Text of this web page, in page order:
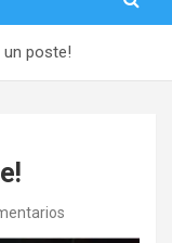
un poste!